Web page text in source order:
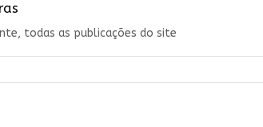
todas as publicações do site